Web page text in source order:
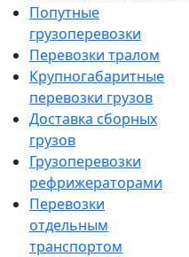
Попутные
грузоперевозки
Перевозки тралом
Крупногабаритные
перевозки грузов
Доставка сборных
грузов
Грузоперевозки
рефрижераторами
Перевозки
отдельным
транспортом